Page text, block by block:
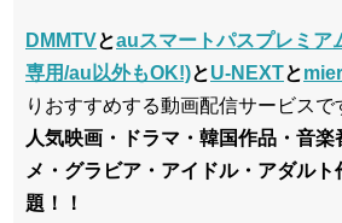
DMMTVとauスマートパスプレミア
専用/au以外もOK!)とU-NEXTと
りおすすめする動画配信サービスで
人気映画・ドラマ・韓国作品・音
メ・グラビア・アイドル・アダル
題！！